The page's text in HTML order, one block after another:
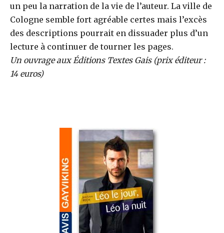
un peu la narration de la vie de l’auteur. La ville de
Cologne semble fort agréable certes mais l’excès
des descriptions pourrait en dissuader plus d’un
lecture à continuer de tourner les pages.
Un ouvrage aux Éditions Textes Gais (prix éditeur :
14 euros)